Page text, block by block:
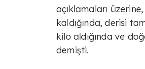
açıklamaları
kaldığında, derisi
kilo aldığında ve
demişti.